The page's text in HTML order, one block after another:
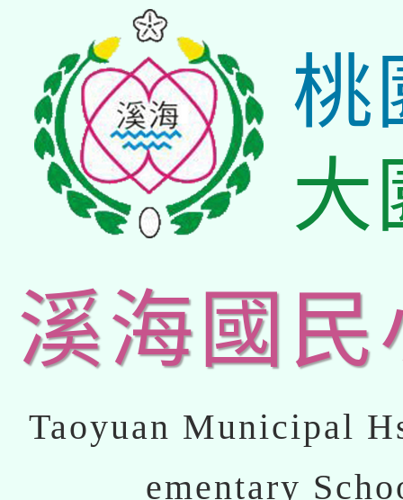
桃
大
溪海國民
Taoyuan Municipal
ementary